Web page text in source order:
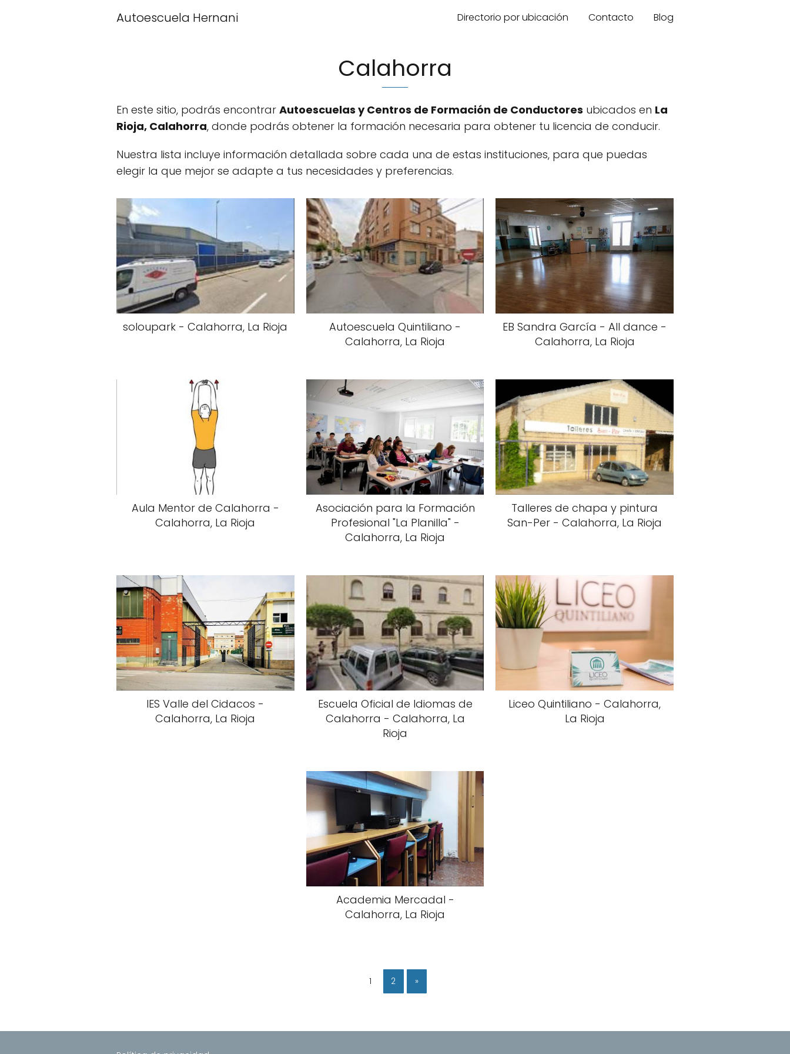
Autoescuela Hernani Directorio por ubicación Contacto Blog
Calahorra
En este sitio, podrás encontrar Autoescuelas y Centros de Formación de Conductores ubicados en La
Rioja, Calahorra, donde podrás obtener la formación necesaria para obtener tu licencia de conducir.
Nuestra lista incluye información detallada sobre cada una de estas instituciones, para que puedas
elegir la que mejor se adapte a tus necesidades y preferencias.
soloupark - Calahorra, La Rioja
Autoescuela Quintiliano -
Calahorra, La Rioja
EB Sandra García - All dance -
Calahorra, La Rioja
Aula Mentor de Calahorra -
Calahorra, La Rioja
Asociación para la Formación
Profesional "La Planilla" -
Calahorra, La Rioja
Talleres de chapa y pintura
San-Per - Calahorra, La Rioja
IES Valle del Cidacos -
Calahorra, La Rioja
Escuela Oficial de Idiomas de
Calahorra - Calahorra, La
Rioja
Liceo Quintiliano - Calahorra,
La Rioja
Academia Mercadal -
Calahorra, La Rioja
1 2 »